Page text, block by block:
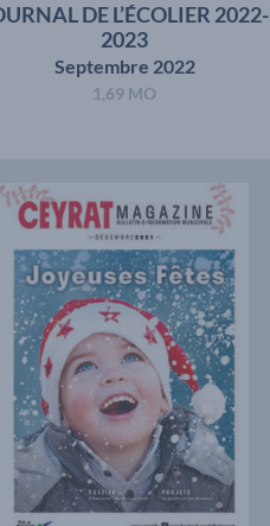
DE L’ÉCOLIER 2022-
2023
Septembre 2022
1,69 MO